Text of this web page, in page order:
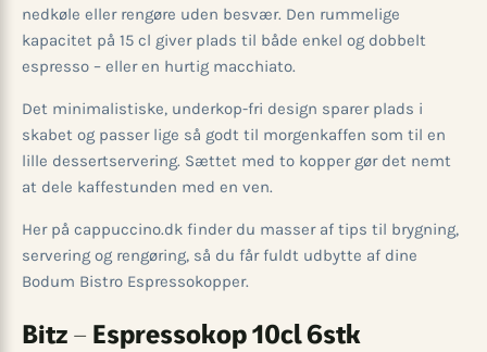
nedkøle eller rengøre uden besvær. Den rummelige
kapacitet på 15 cl giver plads til både enkel og dobbelt
espresso – eller en hurtig macchiato.
Det minimalistiske, underkop-fri design sparer plads i
skabet og passer lige så godt til morgenkaffen som til en
lille dessertservering. Sættet med to kopper gør det nemt
at dele kaffestunden med en ven.
Her på cappuccino.dk finder du masser af tips til brygning,
servering og rengøring, så du får fuldt udbytte af dine
Bodum Bistro Espressokopper.
Bitz – Espressokop 10cl 6stk